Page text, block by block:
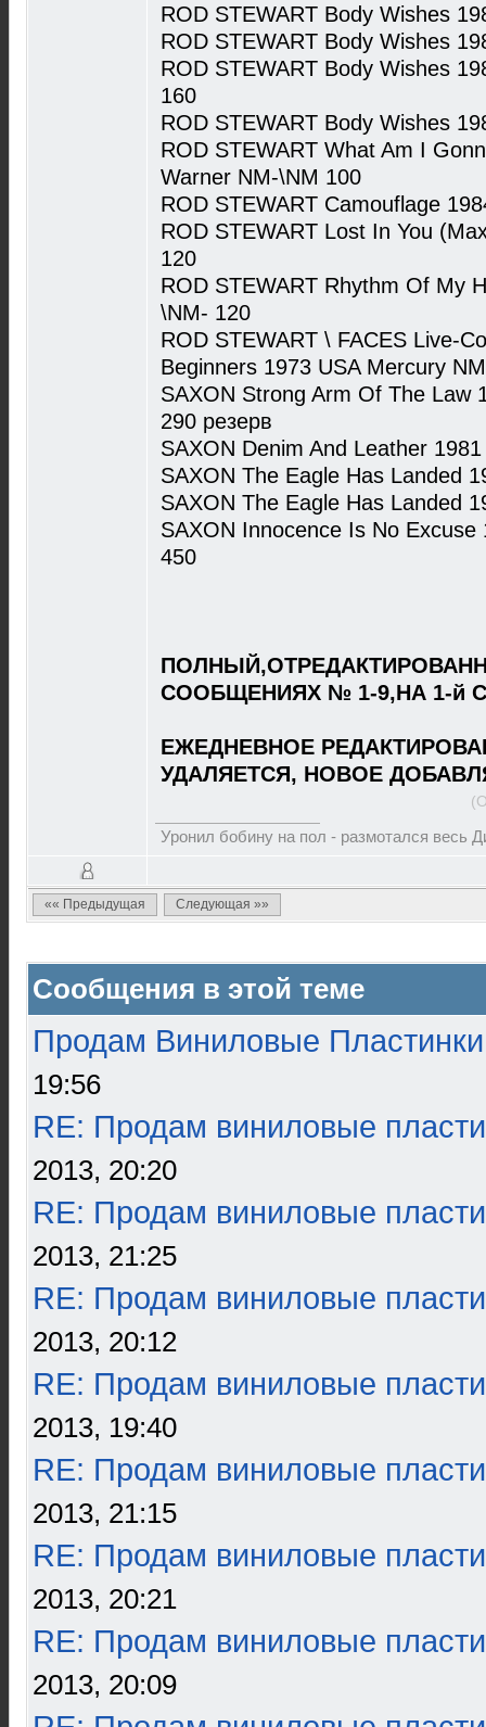
ROD STEWART Body Wishes
ROD STEWART Body Wishes
ROD STEWART Body Wishes
160
ROD STEWART Body Wishes
ROD STEWART What Am I
Warner NM-\NM 100
ROD STEWART Camouflage
ROD STEWART Lost In You
120
ROD STEWART Rhythm Of My
\NM- 120
ROD STEWART \ FACES Live-
Beginners 1973 USA Mercury
SAXON Strong Arm Of The Law
290 резерв
SAXON Denim And Leather
SAXON The Eagle Has Landed
SAXON The Eagle Has Landed
SAXON Innocence Is No
450
СООБЩЕНИЯХ № 1-9,НА 1-й
ЕЖЕДНЕВНОЕ
УДАЛЯЕТСЯ, НОВОЕ
Уронил бобину на пол - размотался весь
«« Предыдущая Следующая »»
Сообщения в этой теме
Продам Виниловые Пластинки
19:56
RE: Продам виниловые
2013, 20:20
RE: Продам виниловые
2013, 21:25
RE: Продам виниловые
2013, 20:12
RE: Продам виниловые
2013, 19:40
RE: Продам виниловые
2013, 21:15
RE: Продам виниловые
2013, 20:21
RE: Продам виниловые
2013, 20:09